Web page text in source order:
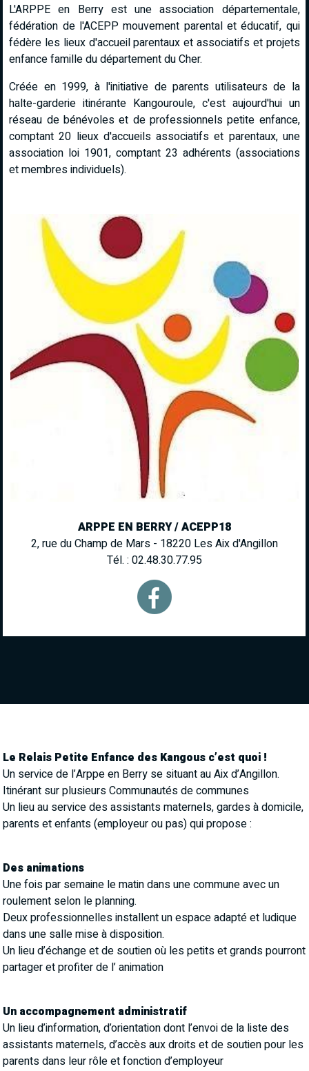
L'ARPPE en Berry est une association départementale,
fédération de l'ACEPP mouvement parental et éducatif, qui
fédère les lieux d'accueil parentaux etassociatifs et projets
enfance famille du département du Cher.
Créée en 1999, à l'initiative de parents utilisateurs de la
halte-garderie itinérante Kangouroule, c'est aujourd'hui un
réseau de bénévoles et deprofessionnels petite enfance,
comptant 20 lieux d'accueils associatifs et parentaux, une
association loi 1901, comptant 23 adhérents (associations
et membres individuels).
ARPPE EN BERRY / ACEPP18
2, rue du Champ de Mars - 18220 Les Aix d'Angillon
Tél. : 02.48.30.77.95
Le Relais Petite Enfance des Kangous c’est quoi !
Un service de l’Arppe en Berry se situant au Aix d’Angillon.
Itinérant sur plusieurs Communautés de communes
Un lieu au service des assistants maternels, gardes à domicile,
parents et enfants (employeur ou pas) qui propose :
Des animations
Une fois par semaine le matin dans une commune avec un
roulement selon le planning.
Deux professionnelles installent un espace adapté et ludique
dans une salle mise à disposition.
Un lieu d’échange et de soutien où les petits et grands pourront
partager et profiter de l’ animation
Un accompagnement administratif
Un lieu d’information, d’orientation dont l’envoi de la liste des
assistants maternels, d’accès aux droits et de soutien pour les
parents dans leur rôle et fonction d’employeur